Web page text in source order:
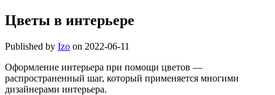
Цветы в интерьере
Published by Izo on 2022-06-11
Оформление интерьера при помощи цветов —
распространенный шаг, который применяется многими
дизайнерами интерьера.